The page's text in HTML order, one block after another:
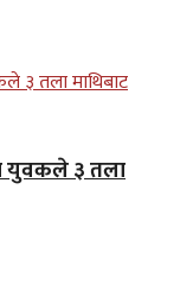
युवकले ३ तला